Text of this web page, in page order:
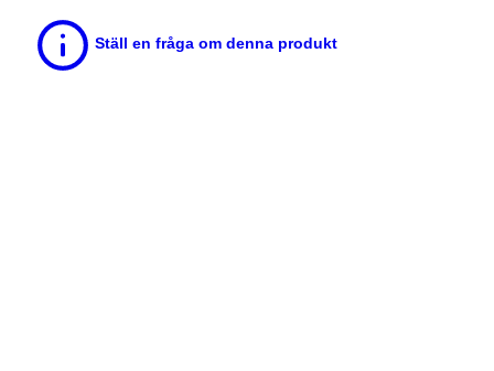
Ställ en fråga om denna produkt